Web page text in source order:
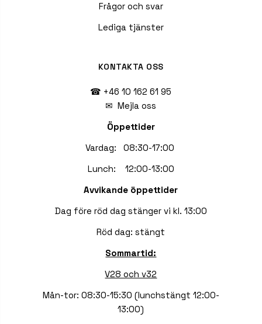
Frågor och svar
Lediga tjänster
KONTAKTA OSS
☎ +46 10 162 61 95
✉Mejla oss
Öppettider
Vardag: 08:30-17:00
Lunch: 12:00-13:00
Avvikande öppettider
Dag före röd dag stänger vi kl. 13:00
Röd dag: stängt
Sommartid:
V28 och v32
Mån-tor: 08:30-15:30 (lunchstängt 12:00-
13:00)